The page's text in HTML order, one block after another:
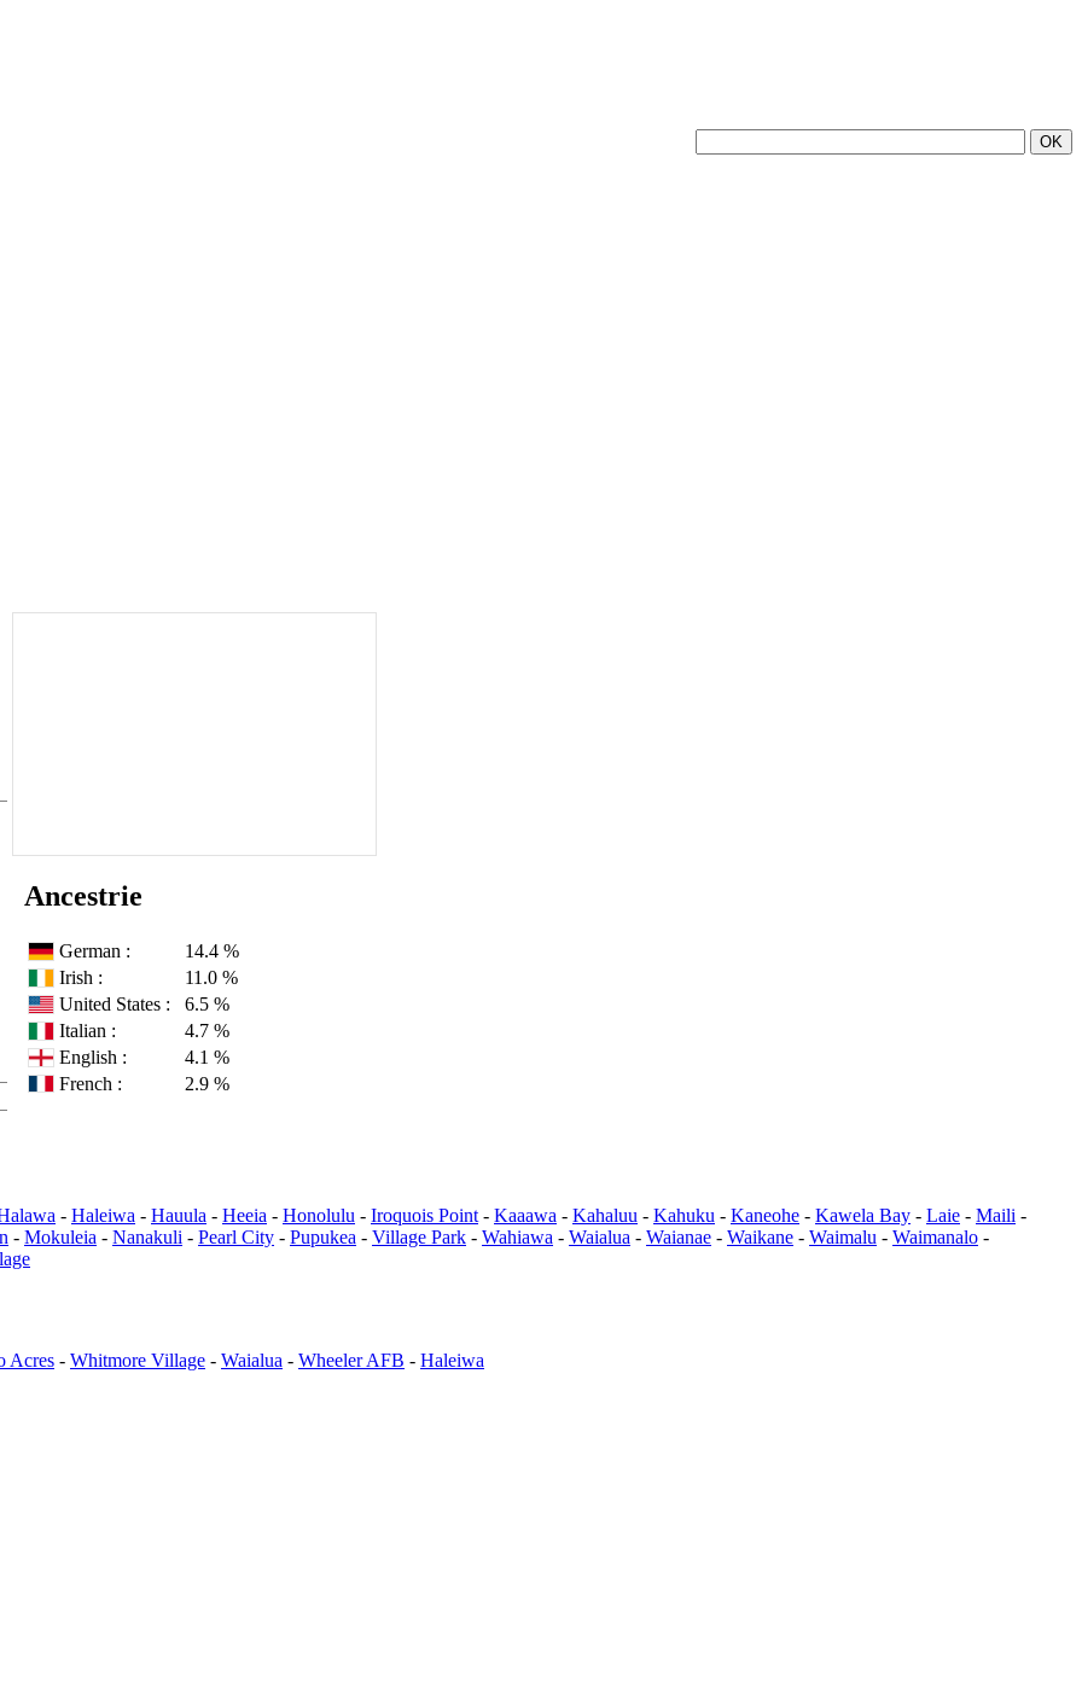
Ancestrie
German :
14.4 %
Irish :
11.0 %
United States :
6.5 %
Italian :
4.7 %
English :
4.1 %
French :
2.9 %
- Haleiwa - Hauula - Heeia - Honolulu - Iroquois Point - Kaaawa - Kahaluu - Kahuku - Kaneohe - Kawela Bay - Laie - Maili -
- Mokuleia - Nanakuli - Pearl City - Pupukea - Village Park - Wahiawa - Waialua - Waianae - Waikane - Waimalu - Waimanalo -
Acres - Whitmore Village - Waialua - Wheeler AFB - Haleiwa